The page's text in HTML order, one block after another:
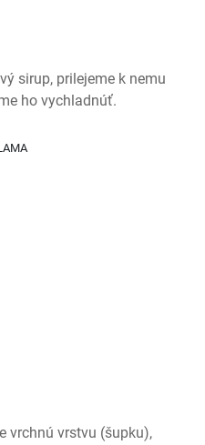
sirup, prilejeme k nemu
ho vychladnúť.
vrchnú vrstvu (šupku),